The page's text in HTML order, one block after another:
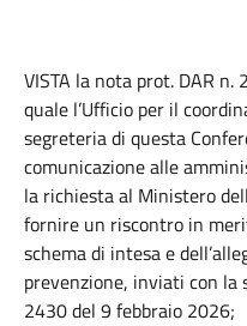
VISTA la nota prot. DAR
quale l’Ufficio per il
segreteria di questa
comunicazione alle
la richiesta al Ministero
fornire un riscontro in
schema di intesa e
prevenzione, inviati con la
2430 del 9 febbraio 2026;